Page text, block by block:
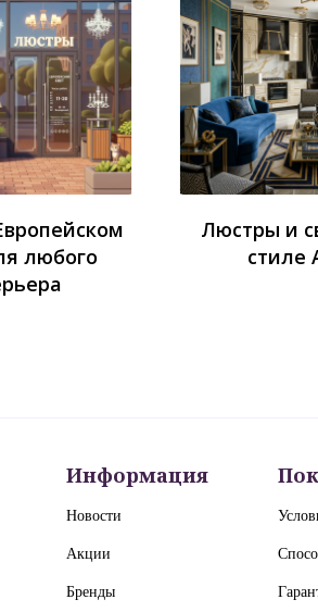
любого
Люстры и
стиле
Информация
Новости
Акции
Бренды